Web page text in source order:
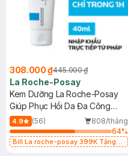
308.000 ₫445.000 ₫
La Roche-Posay
Kem Dưỡng La Roche-Posay
Giúp Phục Hồi Da Đa Công
Dụng 40ml
4.9 (56)
808/tháng
64%
Bill La roche-posay 399K Tặng